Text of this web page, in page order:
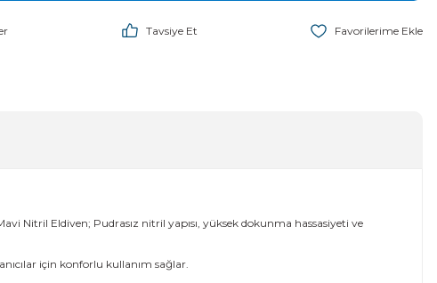
Tavsiye Et
Nitril Eldiven; Pudrasız nitril yapısı, yüksek dokunma hassasiyeti ve
için konforlu kullanım sağlar.